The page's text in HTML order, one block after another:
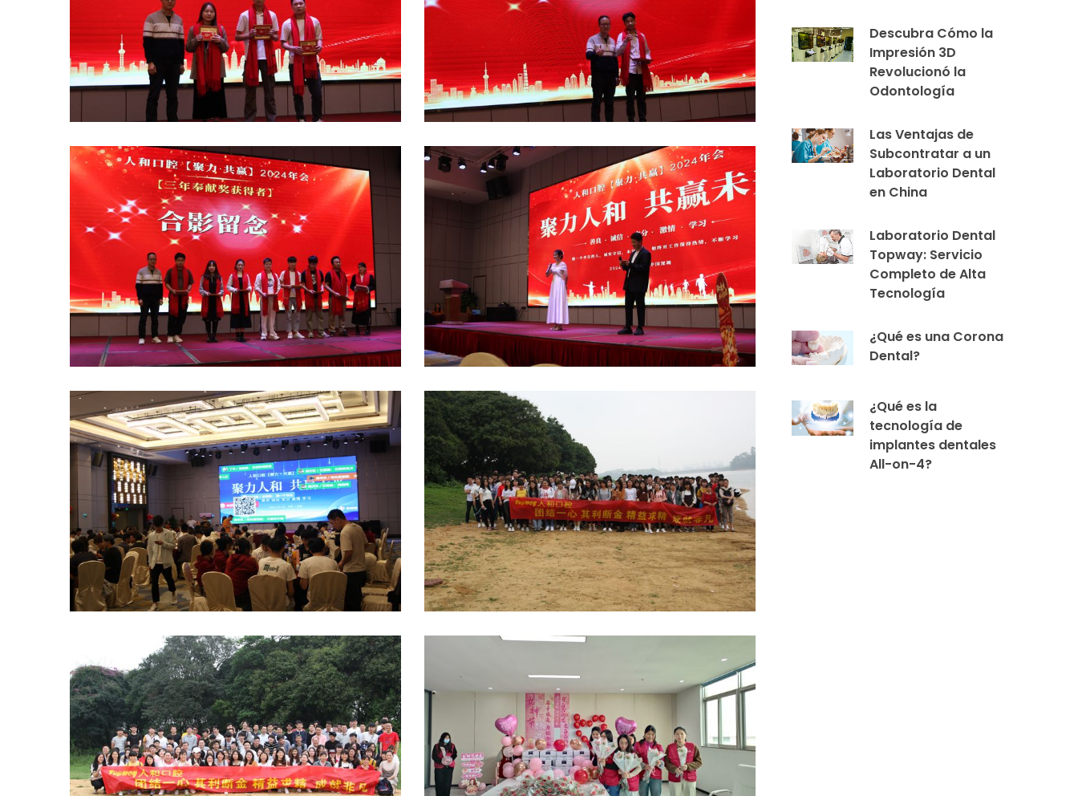
Descubra Cómo la
Impresión 3D
Revolucionó la
Odontología
Las Ventajas de
Subcontratar a un
Laboratorio Dental
en China
Laboratorio Dental
Topway: Servicio
Completo de Alta
Tecnología
¿Qué es una Corona
Dental?
¿Qué es la
tecnología de
implantes dentales
All-on-4?